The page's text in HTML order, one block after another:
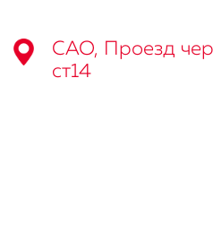
САО, Проезд
ст14